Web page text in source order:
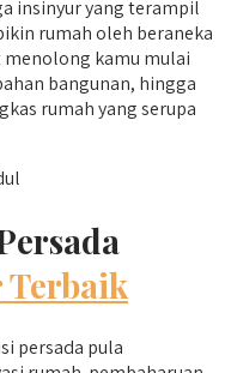
insinyur yang terampil
rumah oleh beraneka
menolong kamu mulai
bangunan, hingga
rumah yang serupa
persada pula